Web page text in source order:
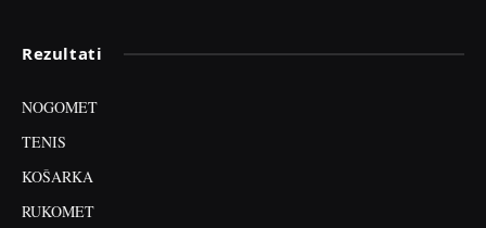
Rezultati
NOGOMET
TENIS
KOŠARKA
RUKOMET